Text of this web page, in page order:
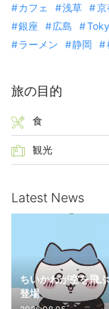
カフェ 浅草 京
銀座
広島
ラーメン
静岡
旅の目的
食
観光
Latest News
ちいかわが空を飛
登場